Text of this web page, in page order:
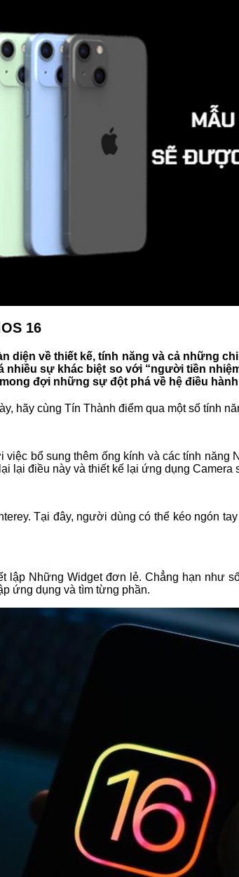
16
diện về thiết kế, tính năng và cả những
sự khác biệt so với “người tiền
đợi những sự đột phá về hệ điều
hãy cùng Tín Thành điểm qua một số tính
bổ sung thêm ống kính và các tính năng
lại điều này và thiết kế lại ứng dụng
Tại đây, người dùng có thể kéo ngón
lập Những Widget đơn lẻ. Chẳng hạn như
ứng dụng và tìm từng phần.